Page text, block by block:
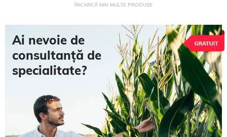
ÎNCARCĂ MAI MULTE PRODUSE
Ai nevoie de
consultanță de
specialitate?